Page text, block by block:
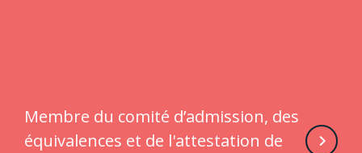
Membre du comité d’admission, des
équivalences et de l'attestation de